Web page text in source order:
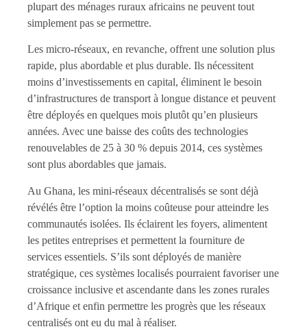
plupart des ménages ruraux africains ne peuvent tout
simplement pas se permettre.
Les micro-réseaux, en revanche, offrent une solution plus
rapide, plus abordable et plus durable. Ils nécessitent
moins d’investissements en capital, éliminent le besoin
d’infrastructures de transport à longue distance et peuvent
être déployés en quelques mois plutôt qu’en plusieurs
années. Avec une baisse des coûts des technologies
renouvelables de 25 à 30 % depuis 2014, ces systèmes
sont plus abordables que jamais.
Au Ghana, les mini-réseaux décentralisés se sont déjà
révélés être l’option la moins coûteuse pour atteindre les
communautés isolées. Ils éclairent les foyers, alimentent
les petites entreprises et permettent la fourniture de
services essentiels. S’ils sont déployés de manière
stratégique, ces systèmes localisés pourraient favoriser une
croissance inclusive et ascendante dans les zones rurales
d’Afrique et enfin permettre les progrès que les réseaux
centralisés ont eu du mal à réaliser.